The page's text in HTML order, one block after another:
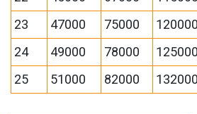
23
47000 75000 120000
24
49000 78000 125000
25
51000 82000 132000